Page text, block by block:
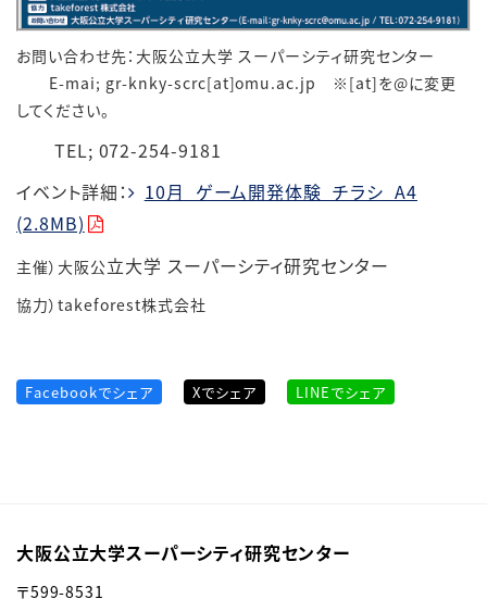
お問い合わせ先：大阪公立大学 スーパーシティ研究センター
E-mai; gr-knky-scrc[at]omu.ac.jp ※[at]を@に変更
してください。
TEL; 072-254-9181
イベント詳細：
10月_ゲーム開発体験_チラシ_A4
(2.8MB)
主催）大阪公立大学 スーパーシティ研究センター
協力）takeforest株式会社
Facebookでシェア Xでシェア LINEでシェア
大阪公立大学スーパーシティ研究センター
〒599-8531